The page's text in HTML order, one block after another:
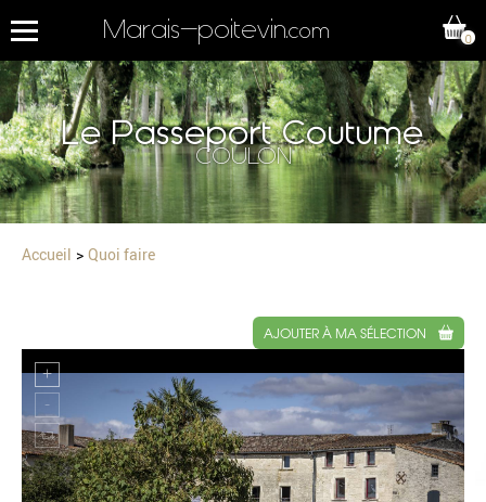
Marais-poitevin.com
Le Passeport Coutume
COULON
0
Accueil Quoi faire
AJOUTER À MA SÉLECTION